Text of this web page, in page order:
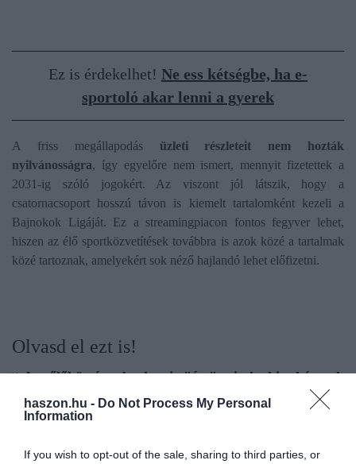
haszon.hu - Do Not Process My Personal
Information
If you wish to opt-out of the sale, sharing to third parties, or
Ez is érdekelhet! Ne ess kétségbe, ha e-
sportoló akar lenni a gyerek
A friss megállapodás üzleti részleteit nem hozták
nyilvánosságra, így egyelőre nem ismert, mennyit fizetettek a
2031-ig szóló jogokért. Az viszont jól látszik, hogy a
csatornacsoport hosszú távon is kiemelt tartalomként kezeli a
Bajnokok Ligáját. Ez a streamingpiacon fontos fegyver lehet,
hiszen az élő sportközvetítések továbbra is azok közé a tartalmak
közé tartoznak, amelyekért sok néző hajlandó lehet előfizetni.
Olvasd el ezt is!
A szőlőhöz és a borhoz is "ért" mindenki, akárcsak
a focihoz
Súlyos adatvédelmi perbe keveredhet a Netflix